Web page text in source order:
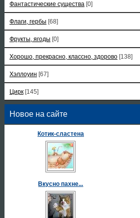
Фантастические существа [0]
Флаги, гербы [68]
Фрукты, ягоды [0]
Хорошо, прекрасно, классно, здорово [138]
Хэллоуин [67]
Цирк [145]
Новое на сайте
Котик-сластена
Вкусно пахне...